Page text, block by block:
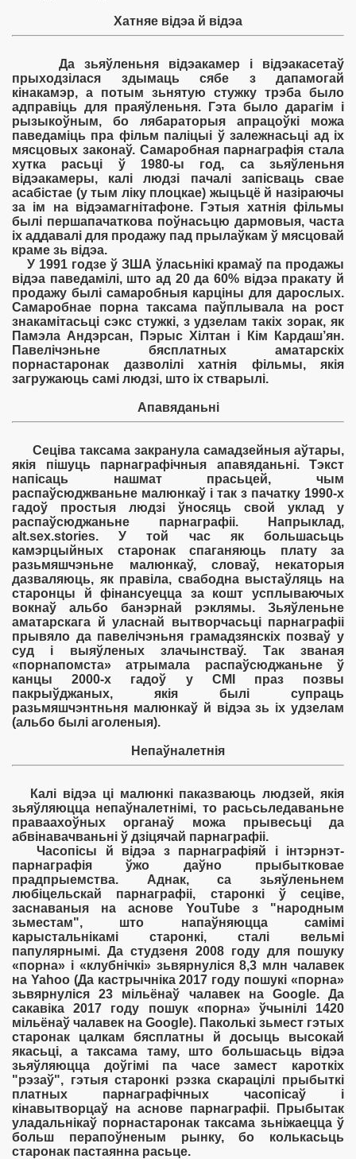
Хатняе відэа й відэа
Да зьяўленьня відэакамер і відэакасетаў
прыходзілася здымаць сябе з дапамогай
кінакамэр, а потым зьнятую стужку трэба было
адправіць для праяўленьня. Гэта было дарагім і
рызыкоўным, бо лябараторыя апрацоўкі можа
паведаміць пра фільм паліцыі ў залежнасьці ад іх
мясцовых законаў. Самаробная парнаграфія стала
хутка расьці ў 1980-ы год, са зьяўленьня
відэакамеры, калі людзі пачалі запісваць свае
асабістае (у тым ліку плоцкае) жыцьцё й назіраючы
за ім на відэамагнітафоне. Гэтыя хатнія фільмы
былі першапачаткова поўнасьцю дармовыя, часта
іх аддавалі для продажу пад прылаўкам ў мясцовай
краме зь відэа.
У 1991 годзе ў ЗША ўласьнікі крамаў па продажы
відэа паведамілі, што ад 20 да 60% відэа пракату й
продажу былі самаробныя карціны для дарослых.
Самаробнае порна таксама паўплывала на рост
знакамітасьці сэкс стужкі, з удзелам такіх зорак, як
Памэла Андэрсан, Пэрыс Хілтан і Кім Кардаш’ян.
Павелічэньне бясплатных аматарскіх
порнастаронак дазволілі хатнія фільмы, якія
загружаюць самі людзі, што іх стварылі.
Апавяданьні
Сеціва таксама закранула самадзейныя аўтары,
якія пішуць парнаграфічныя апавяданьні. Тэкст
напісаць нашмат прасьцей, чым
распаўсюджваньне малюнкаў і так з пачатку 1990-х
гадоў простыя людзі ўносяць свой уклад у
распаўсюджаньне парнаграфіі. Напрыклад,
alt.sex.stories. У той час як большасьць
камэрцыйных старонак спаганяюць плату за
разьмяшчэньне малюнкаў, словаў, некаторыя
дазваляюць, як правіла, свабодна выстаўляць на
старонцы й фінансуецца за кошт усплываючых
вокнаў альбо банэрнай рэклямы. Зьяўленьне
аматарскага й уласнай вытворчасьці парнаграфіі
прывяло да павелічэньня грамадзянскіх позваў у
суд і выяўленых злачынстваў. Так званая
«порнапомста» атрымала распаўсюджаньне ў
канцы 2000-х гадоў у СМІ праз позвы
пакрыўджаных, якія былі супраць
разьмяшчэнтньня малюнкаў й відэа зь іх удзелам
(альбо былі аголеныя).
Непаўналетнія
Калі відэа ці малюнкі паказваюць людзей, якія
зьяўляюцца непаўналетнімі, то расьсьледаваньне
праваахоўных органаў можа прывесьці да
абвінавачваньні ў дзіцячай парнаграфіі.
Часопісы й відэа з парнаграфіяй і інтэрнэт-
парнаграфія ўжо даўно прыбытковае
прадпрыемства. Аднак, са зьяўленьнем
любіцельскай парнаграфіі, старонкі ў сеціве,
заснаваныя на аснове YouTube з "народным
зьместам", што напаўняюцца самімі
карыстальнікамі старонкі, сталі вельмі
папулярнымі. Да студзеня 2008 году для пошуку
«порна» і «клубнічкі» зьвярнуліся 8,3 млн чалавек
на Yahoo (Да кастрычніка 2017 году пошукі «порна»
зьвярнуліся 23 мільёнаў чалавек на Google. Да
сакавіка 2017 году пошук «порна» ўчынілі 1420
мільёнаў чалавек на Google). Паколькі зьмест гэтых
старонак цалкам бясплатны й досыць высокай
якасьці, а таксама таму, што большасьць відэа
зьяўляюцца доўгімі па часе замест кароткіх
"рэзаў", гэтыя старонкі рэзка скарацілі прыбыткі
платных парнаграфічных часопісаў і
кінавытворцаў на аснове парнаграфіі. Прыбытак
уладальнікаў порнастаронак таксама зьніжаецца ў
больш перапоўненым рынку, бо колькасьць
старонак пастаянна расьце.